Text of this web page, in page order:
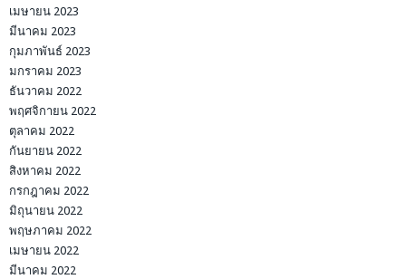
เมษายน 2023
มีนาคม 2023
กุมภาพันธ์ 2023
มกราคม 2023
ธันวาคม 2022
พฤศจิกายน 2022
ตุลาคม 2022
กันยายน 2022
สิงหาคม 2022
กรกฎาคม 2022
มิถุนายน 2022
พฤษภาคม 2022
เมษายน 2022
มีนาคม 2022